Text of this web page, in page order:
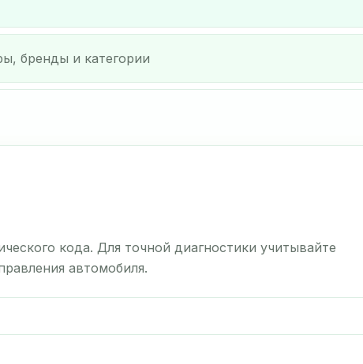
кода. Для точной диагностики учитывайте
автомобиля.